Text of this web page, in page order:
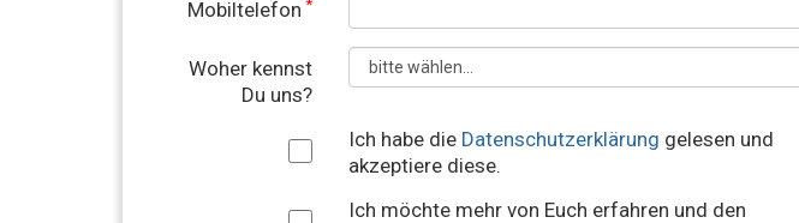
Mobiltelefon*
Woher kennst
Du uns?
Ich habe die Datenschutzerklärung gelesen und
akzeptiere diese.
Ich möchte mehr von Euch erfahren und den